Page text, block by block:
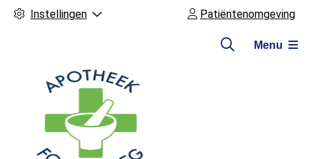
Instellingen Patiëntenomgeving
Menu